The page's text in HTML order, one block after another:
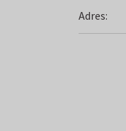
Adres: